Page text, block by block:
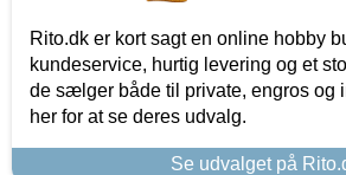
Rito.dk er kort sagt en online hobby
kundeservice, hurtig levering og et
de sælger både til private, engros og
her for at se deres udvalg.
Se udvalget på